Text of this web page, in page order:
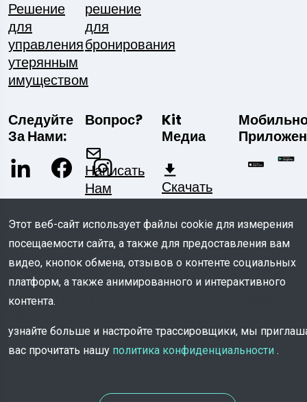
Решение
для
управления
утерянным
имуществом
решение
для
бронирования
Следуйте
За Нами:
Вопрос?
Написать
Нам
Kit
Медиа
Скачать
© COPYRIGHT 2026 - Все права защищены
Этот веб-сайт использует файлы cookie для измерения
посещаемости сайта, а также для предоставления вам
видео, кнопок обмена, отзывов о контенте социальных
платформ, а также анимированного и интерактивного
контента.
узнайте больше и настройте трассировщики, мы
вас прочитать нашу политика конфиденциальности .